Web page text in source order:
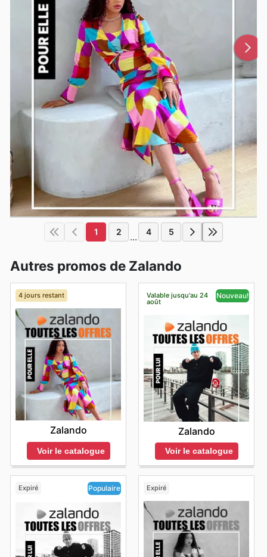
1 2 ... 4 5
Autres promos de Zalando
4 jours restant
Zalando
Voir le catalogue
Valable jusqu'au 24
août
Nouveau!
Zalando
Voir le catalogue
Expiré Populaire Expiré